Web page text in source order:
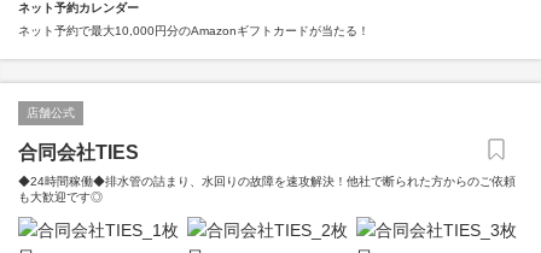
ネット予約カレンダー
ネット予約で最大10,000円分のAmazonギフトカードが当たる！
店舗公式
合同会社TIES
◆24時間稼働◆排水管の詰まり、水回りの故障を速攻解決！他社で断られた方からのご依頼
も大歓迎です◎